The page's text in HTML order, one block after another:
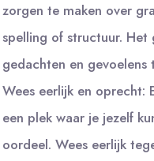
zorgen te maken over
spelling of structuur. Het
gedachten en gevoelens
Wees eerlijk en oprecht:
een plek waar je jezelf
oordeel. Wees eerlijk